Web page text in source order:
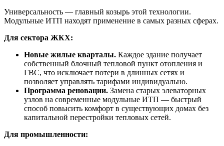
Универсальность — главный козырь этой технологии.
Модульные ИТП находят применение в самых разных сферах.
Для сектора ЖКХ:
Новые жилые кварталы. Каждое здание получает
собственный блочный тепловой пункт отопления и
ГВС, что исключает потери в длинных сетях и
позволяет управлять тарифами индивидуально.
Программа реновации. Замена старых элеваторных
узлов на современные модульные ИТП — быстрый
способ повысить комфорт в существующих домах без
капитальной перестройки тепловых сетей.
Для промышленности: